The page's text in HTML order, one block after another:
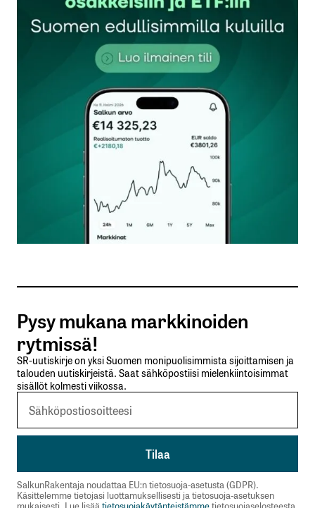
Sähköpostiosoitettasi ei julkaista.Pakolliset
kentät on merkitty*
Kommentti*
Nimesi tai nimimerkkisi
Sähköpostiosoitteesi
Tilaa SalkunRakentajan uutiskirje
Lähetä kommentti
Pysy mukana markkinoiden
rytmissä!
SR-uutiskirje on yksi Suomen monipuolisimmista sijoittamisen ja
talouden uutiskirjeistä. Saat sähköpostiisi mielenkiintoisimmat
sisällöt kolmesti viikossa.
SalkunRakentaja noudattaa EU:n tietosuoja-asetusta (GDPR).
Käsittelemme tietojasi luottamuksellisesti ja tietosuoja-asetuksen